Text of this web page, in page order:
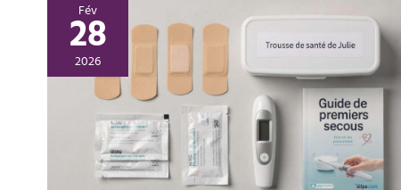
Fév
28
2026